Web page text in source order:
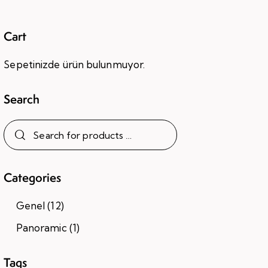
Cart
Sepetinizde ürün bulunmuyor.
Search
Categories
Genel (12)
Panoramic (1)
Tags